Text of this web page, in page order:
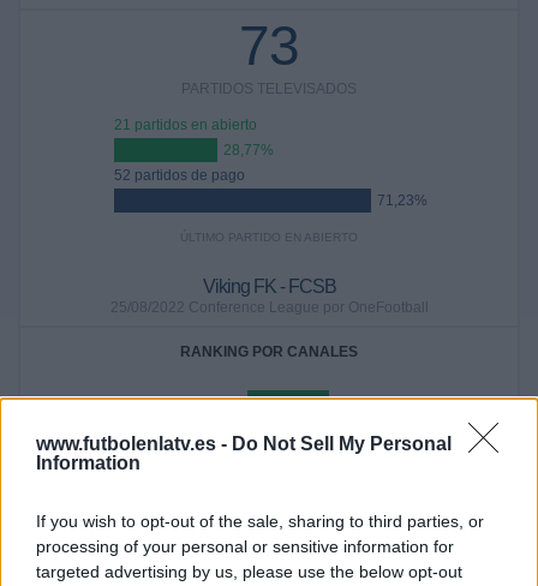
www.futbolenlatv.es - Do Not Sell My Personal
Information
If you wish to opt-out of the sale, sharing to third parties, or
processing of your personal or sensitive information for
targeted advertising by us, please use the below opt-out
73
PARTIDOS TELEVISADOS
21 partidos en abierto
28,77%
52 partidos de pago
71,23%
ÚLTIMO PARTIDO EN ABIERTO
Viking FK - FCSB
25/08/2022 Conference League por OneFootball
RANKING POR CANALES
M+ Liga de Campeones 3
25 (34,25%)
LaLiga+
13 (17,81%)
Ver ranking completo